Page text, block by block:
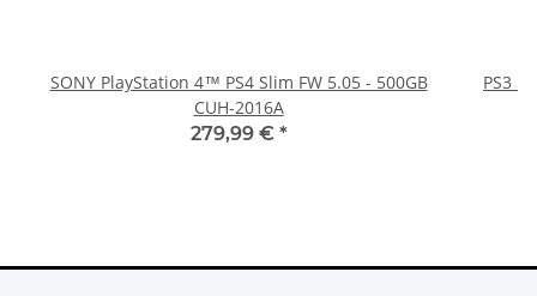
SONY PlayStation 4™ PS4 Slim FW 5.05 - 500GB
CUH-2016A
279,99 € *
PS3